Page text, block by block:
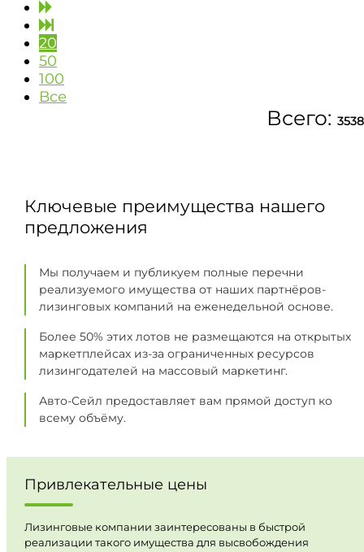
20
50
100
Все
Всего:
Ключевые преимущества нашего
предложения
Мы получаем и публикуем полные перечни
реализуемого имущества от наших партнёров-
лизинговых компаний на еженедельной основе.
Более 50% этих лотов не размещаются на открытых
маркетплейсах из-за ограниченных ресурсов
лизингодателей на массовый маркетинг.
Авто-Сейл предоставляет вам прямой доступ ко
всему объёму.
Привлекательные цены
Лизинговые компании заинтересованы в быстрой
реализации такого имущества для высвобождения